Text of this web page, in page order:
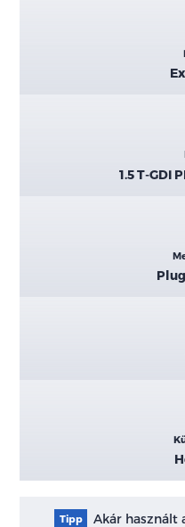
1.5 T-GDI
Tipp
Akár használt